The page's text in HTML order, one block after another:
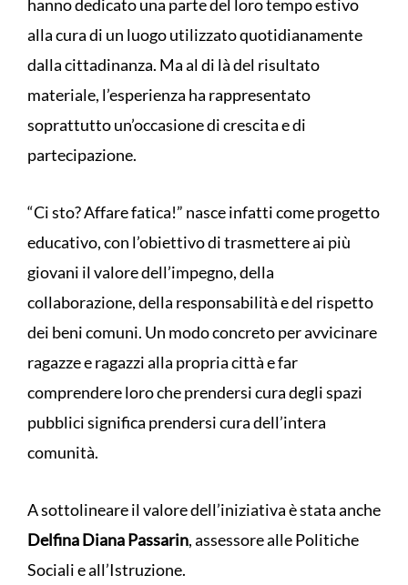
hanno dedicato una parte del loro tempo estivo
alla cura di un luogo utilizzato quotidianamente
dalla cittadinanza. Ma al di là del risultato
materiale, l’esperienza ha rappresentato
soprattutto un’occasione di crescita e di
partecipazione.
“Ci sto? Affare fatica!” nasce infatti come progetto
educativo, con l’obiettivo di trasmettere ai più
giovani il valore dell’impegno, della
collaborazione, della responsabilità e del rispetto
dei beni comuni. Un modo concreto per avvicinare
ragazze e ragazzi alla propria città e far
comprendere loro che prendersi cura degli spazi
pubblici significa prendersi cura dell’intera
comunità.
A sottolineare il valore dell’iniziativa è stata anche
Delfina Diana Passarin, assessore alle Politiche
Sociali e all’Istruzione.